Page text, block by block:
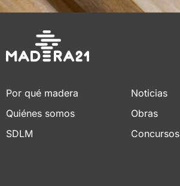
Por qué madera
Quiénes somos
SDLM
Noticias
Obras
Concursos